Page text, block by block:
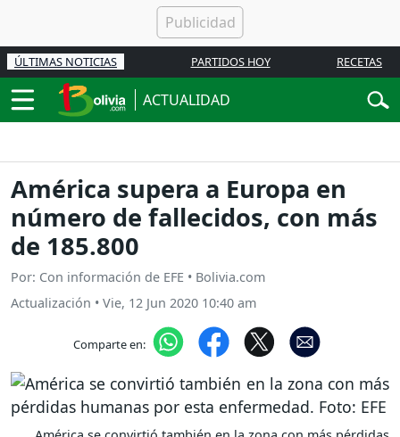
ÚLTIMAS NOTICIAS PARTIDOS HOY RECETAS
ACTUALIDAD
América supera a Europa en
número de fallecidos, con más
de 185.800
Por: Con información de EFE • Bolivia.com
Actualización • Vie, 12 Jun 2020 10:40 am
Comparte en: